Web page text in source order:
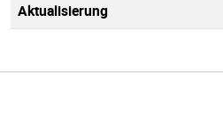
Aktualisierung